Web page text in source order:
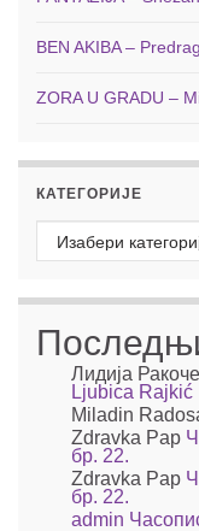
BEN AKIBA –
ZORA U GRADU –
КАТЕГОРИЈЕ
Категорије
Лидија
Ljubica Rajkić
Miladin
Zdravka Pap
бр. 22.
Zdravka Pap
бр. 22.
admin